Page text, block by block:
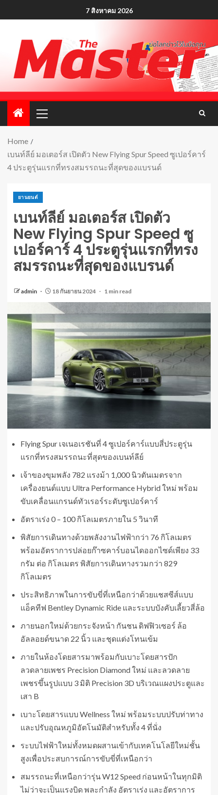
7 สิงหาคม 2026
Home
เบนท์ลีย์ มอเตอร์ส เปิดตัว New Flying Spur Speed ซูเปอร์คาร์
4 ประตูรุ่นแรกที่ทรงสมรรถนะที่สุดของแบรนด์
ยานยนต์
เบนท์ลีย์ มอเตอร์ส เปิดตัว
New Flying Spur Speed ซู
เปอร์คาร์ 4 ประตูรุ่นแรกที่ทรง
สมรรถนะที่สุดของแบรนด์
admin 18 กันยายน 2024 1 min read
Flying Spur เจเนอเรชันที่ 4 ซูเปอร์คาร์แบบสี่ประตูรุ่น
แรกที่ทรงสมรรถนะที่สุดของเบนท์ลีย์
เจ้าของขุมพลัง 782 แรงม้า 1,000 นิวตันเมตรจาก
เครื่องยนต์แบบ Ultra Performance Hybrid ใหม่ พร้อม
ขับเคลื่อนแกรนด์ทัวเรอร์ระดับซูเปอร์คาร์
อัตราเร่ง 0 – 100 กิโลเมตรภายใน 5 วินาที
พิสัยการเดินทางด้วยพลังงานไฟฟ้ากว่า 76 กิโลเมตร
พร้อมอัตราการปล่อยก๊าซคาร์บอนไดออกไซด์เพียง 33
กรัม ต่อ กิโลเมตร พิสัยการเดินทางรวมกว่า 829
กิโลเมตร
ประสิทธิภาพในการขับขี่ที่เหนือกว่าด้วยแชสซีส์แบบ
แอ็คทีฟ Bentley Dynamic Ride และระบบบังคับเลี้ยวสี่ล้อ
ภายนอกใหม่ด้วยกระจังหน้า กันชน ดิฟฟิวเซอร์ ล้อ
อัลลอยด์ขนาด 22 นิ้ว และชุดแต่งโทนเข้ม
ภายในห้องโดยสารมาพร้อมกับเบาะโดยสารปัก
ลวดลายเพชร Precision Diamond ใหม่ และลวดลาย
เพชรขึ้นรูปแบบ 3 มิติ Precision 3D บริเวณแผงประตูและ
เสา B
เบาะโดยสารแบบ Wellness ใหม่ พร้อมระบบปรับท่าทาง
และปรับอุณหภูมิอัตโนมัติสำหรับทั้ง 4 ที่นั่ง
ระบบไฟฟ้าใหม่ทั้งหมดผสานเข้ากับเทคโนโลยีใหม่ชั้น
สูงเพื่อประสบการณ์การขับขี่ที่เหนือกว่า
สมรรถนะที่เหนือกว่ารุ่น W12 Speed ก่อนหน้าในทุกมิติ
ไม่ว่าจะเป็นแรงบิด พละกำลัง อัตราเร่ง และอัตราการ